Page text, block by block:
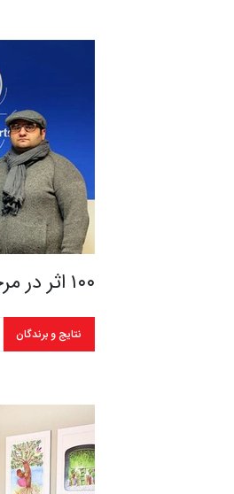
۱۰۰ اثر در مرحله دوم تصو…
نتایج و برندگان